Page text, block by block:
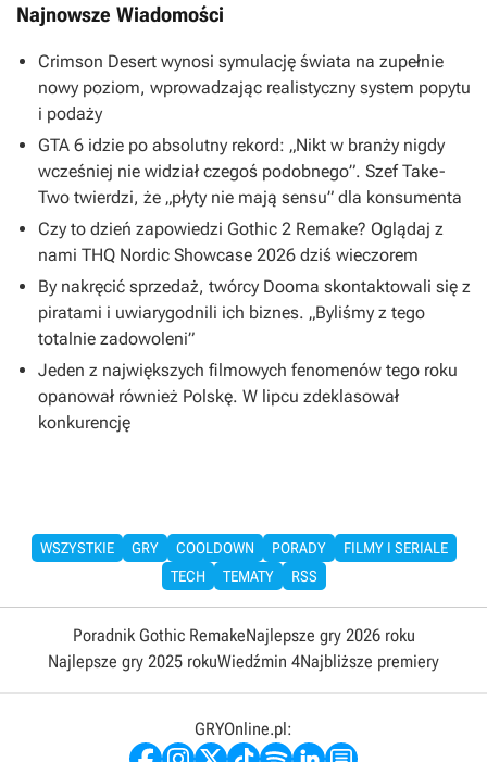
Najnowsze Wiadomości
Crimson Desert wynosi symulację świata na zupełnie
nowy poziom, wprowadzając realistyczny system popytu
i podaży
GTA 6 idzie po absolutny rekord: „Nikt w branży nigdy
wcześniej nie widział czegoś podobnego”. Szef Take-
Two twierdzi, że „płyty nie mają sensu” dla konsumenta
Czy to dzień zapowiedzi Gothic 2 Remake? Oglądaj z
nami THQ Nordic Showcase 2026 dziś wieczorem
By nakręcić sprzedaż, twórcy Dooma skontaktowali się z
piratami i uwiarygodnili ich biznes. „Byliśmy z tego
totalnie zadowoleni”
Jeden z największych filmowych fenomenów tego roku
opanował również Polskę. W lipcu zdeklasował
konkurencję
WSZYSTKIE GRY COOLDOWN PORADY
FILMY I SERIALE
TECH
TEMATY RSS
Poradnik Gothic RemakeNajlepsze gry 2026 roku
Najlepsze gry 2025 rokuWiedźmin 4Najbliższe premiery
GRYOnline.pl: